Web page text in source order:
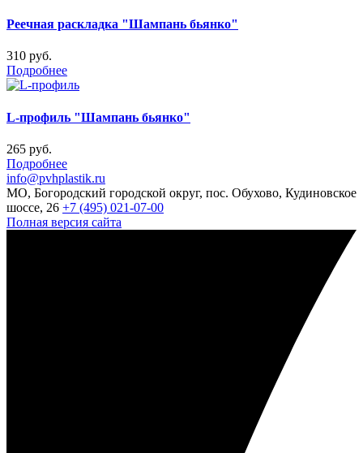
Реечная раскладка "Шампань бьянко"
310 руб.
Подробнее
L-профиль "Шампань бьянко"
265 руб.
Подробнее
info@pvhplastik.ru
МО, Богородский городской округ, пос. Обухово, Кудиновское
шоссе, 26 +7 (495) 021-07-00
Полная версия сайта